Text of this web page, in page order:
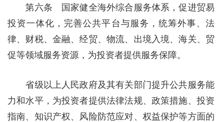
第六条 国家健全海外综合服务体系，促进贸易
投资一体化，完善公共平台与服务，统筹外事、法
律、财税、金融、经贸、物流、出境入境、海关、贸
促等领域服务资源，为投资者提供服务保障。
省级以上人民政府及其有关部门提升公共服务能
力和水平，为投资者提供法律法规、政策措施、投资
指南、知识产权、风险防范应对、权益保护等方面的